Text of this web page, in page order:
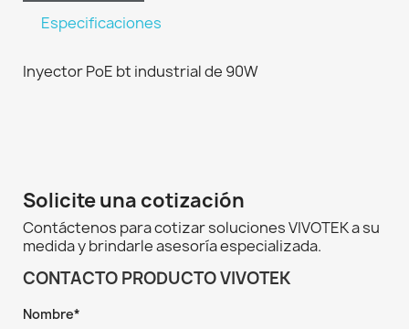
Especificaciones
Inyector PoE bt industrial de 90W
Solicite una cotización
Contáctenos para cotizar soluciones VIVOTEK a su
medida y brindarle asesoría especializada.
CONTACTO PRODUCTO VIVOTEK
Nombre*